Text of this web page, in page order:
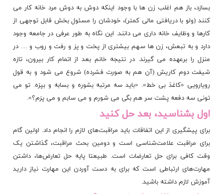
بسازد، باز هم اغلب زن ها با وجود اینکه دوش به دوش مرد خانه کار می
کنند (ولو با دریافتی مالی کمتر)، خودشان را مسئول بخش قابل توجهی از
کارها و وظایف خانه داری می دانند. این نگاه به طور عرفی در جامعه وجود
دارد و به تبعش، زن ها سهم بیشتری از پخت و پز و رفت و روب و … در
منزل را برعهده می گیرند. در نتیجه خانم بعد از اتمام کار بیرون، تازه
شیفت دوم کاریش (آن هم به صورت فشرده) شروع می شود و به قول
رویارویی «کاغذ بی خط». «باید سه مرتبه بشوره و بسابه و بپزه. تو می
تونی سه دفعه پشت سر هم بگی می شورم و می سابم و می پزم؟».
اول بشناسید، بعد حل کنید
برای پیشگیری از این اتفاقات باید مراقبت‌های لازم را انجام داد. اولین گام
برای مراقبت علامت‌شناسی است و دومین بحث مراقبت، گذاشتن یک
وقت کافی برای حل تعارضات است. طبیعتا پایه حل تعارض‌ها، داشتن
مهارت‌های ارتباطی است که برای به دست آوردن این مهارت نیاز دارید
آموزش لازم داشته باشید.